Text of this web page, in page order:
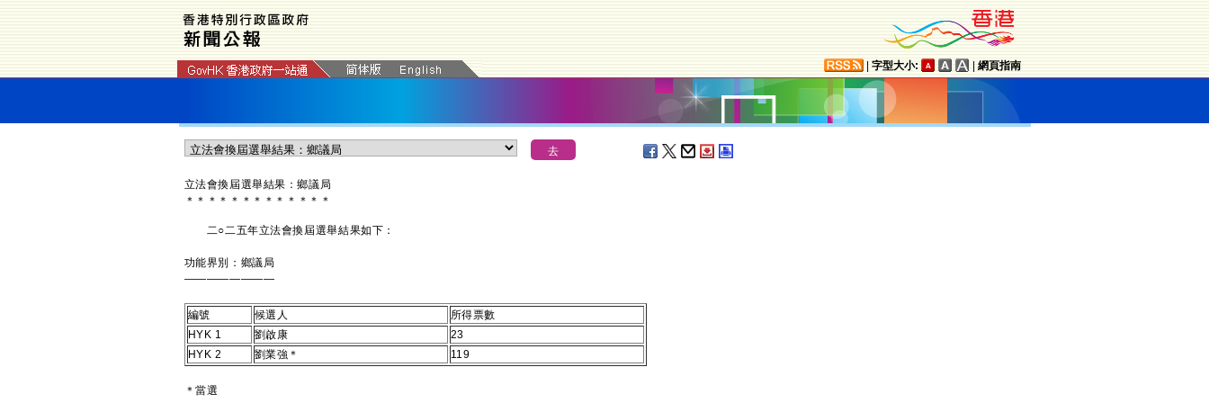
字型大小: 網頁指南
立法會換屆選舉結果：鄉議局
＊ ＊ ＊ ＊ ＊ ＊ ＊ ＊ ＊ ＊ ＊ ＊ ＊
二○二五年立法會換屆選舉結果如下：
功能界別：鄉議局
————————
編號 候選人
所得票數
HYK 1
劉啟康
23
HYK 2
劉業強＊ 119
＊當選